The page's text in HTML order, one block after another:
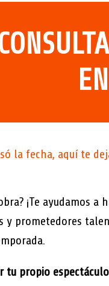
la fecha, aquí te
¡Te ayudamos a
y prometedores
tu propio espectáculo